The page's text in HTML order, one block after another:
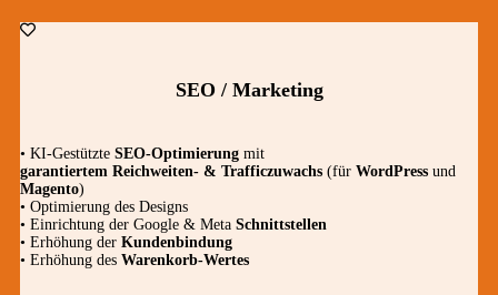
SEO / Marketing
• KI-Gestützte SEO-Optimierung mit
garantiertem Reichweiten- & Trafficzuwachs (für WordPress und
Magento)
• Optimierung des Designs
• Einrichtung der Google & Meta Schnittstellen
• Erhöhung der Kundenbindung
• Erhöhung des Warenkorb-Wertes